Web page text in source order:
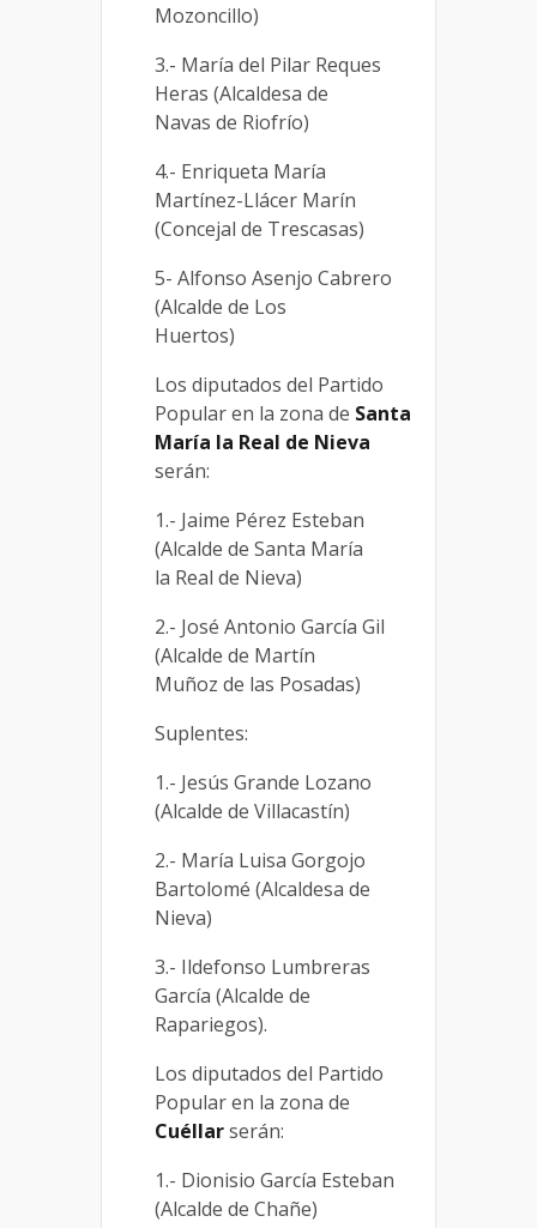
Mozoncillo)
3.- María del Pilar Reques
Heras (Alcaldesa de
Navas de Riofrío)
4.- Enriqueta María
Martínez-Llácer Marín
(Concejal de Trescasas)
5- Alfonso Asenjo Cabrero
(Alcalde de Los
Huertos)
Los diputados del Partido
Popular en la zona de Santa
María la Real de Nieva
serán:
1.- Jaime Pérez Esteban
(Alcalde de Santa María
la Real de Nieva)
2.- José Antonio García Gil
(Alcalde de Martín
Muñoz de las Posadas)
Suplentes:
1.- Jesús Grande Lozano
(Alcalde de Villacastín)
2.- María Luisa Gorgojo
Bartolomé (Alcaldesa de
Nieva)
3.- Ildefonso Lumbreras
García (Alcalde de
Rapariegos).
Los diputados del Partido
Popular en la zona de
Cuéllarserán:
1.- Dionisio García Esteban
(Alcalde de Chañe)